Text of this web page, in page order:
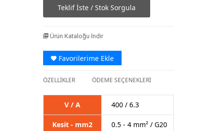
Teklif İste / Stok Sorgula
Ürün Kataloğu İndir
Favorilerime Ekle
ÖZELLİKLER ÖDEME SEÇENEKLERİ
V / A 400 / 6.3
Kesit - mm2
0.5 - 4 mm² / G20